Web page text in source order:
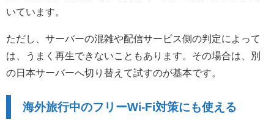
いています。
ただし、サーバーの混雑や配信サービス側の判定によって
は、うまく再生できないこともあります。その場合は、別
の日本サーバーへ切り替えて試すのが基本です。
海外旅行中のフリーWi-Fi対策にも使える